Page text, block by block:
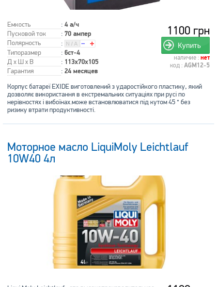
Емкость : 4 а/ч
Пусковой ток : 70 ампер
Полярность
:
Типоразмер
: 6ст-4
Д x Ш x В : 113x70x105
Гарантия : 24 месяцев
1100 грн
Купить
наличие : нет
код : AGM12-5
Корпус батареї EXIDE виготовлений з ударостійкого пластику, який
дозволяє використання в екстремальних ситуаціях при русі по
нерівностях і вибоїнах.може встановлюватися під кутом 45 ° без
ризику втрати продуктивності.
Моторное масло LiquiMoly Leichtlauf
10W40 4л